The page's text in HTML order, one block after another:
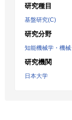
研究種目
基盤研究(C)
研究分野
知能機械学・機
研究機関
日本大学